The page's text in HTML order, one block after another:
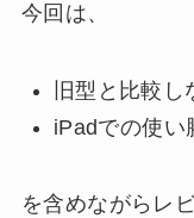
今回は、
旧型と比較
iPadでの使い
を含めながらレ